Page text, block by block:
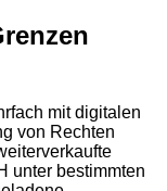
mit digitalen
von Rechten
unter bestimmten